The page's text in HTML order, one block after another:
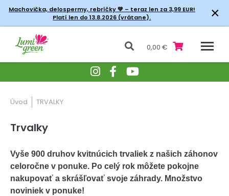
Machovička, delospermy, rebríčky💚 – teraz len za 3,99 EUR!
Platí len do 13.8.2026 (vrátane).
×
0,00 €
Úvod TRVALKY
Trvalky
Vyše 900 druhov kvitnúcich trvaliek z našich záhonov
celoročne v ponuke. Po celý rok môžete pokojne
nakupovať a skrášľovať svoje záhrady. Množstvo
noviniek v ponuke!